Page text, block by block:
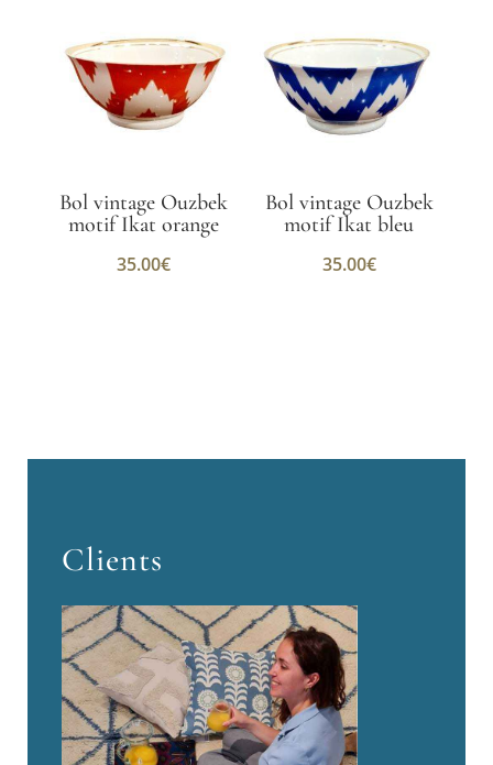
Bol vintage Ouzbek
motif Ikat orange
35.00€
Bol vintage Ouzbek
motif Ikat bleu
35.00€
Clients